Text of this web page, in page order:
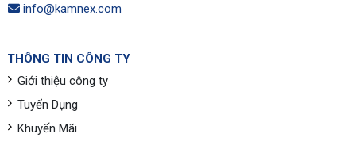
info@kamnex.com
THÔNG TIN CÔNG TY
Giới thiệu công ty
Tuyển Dụng
Khuyến Mãi